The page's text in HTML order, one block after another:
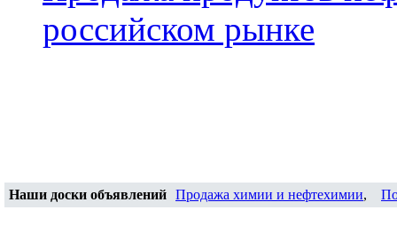
российском рынке
Наши доски объявлений Продажа химии и нефтехимии,